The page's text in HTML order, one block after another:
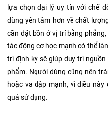
lựa chọn đại lý uy tín với chế
dùng yên tâm hơn về chất
cần đặt bồn ở vị trí bằng
tác động cơ học mạnh có thể
trì định kỳ sẽ giúp duy trì
phẩm. Người dùng cũng nên
hoặc va đập mạnh, vì điều
quả sử dụng.